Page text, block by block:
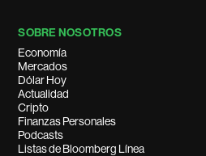
SOBRE NOSOTROS
Economía
Mercados
Dólar Hoy
Actualidad
Cripto
Finanzas Personales
Podcasts
Listas de Bloomberg Línea